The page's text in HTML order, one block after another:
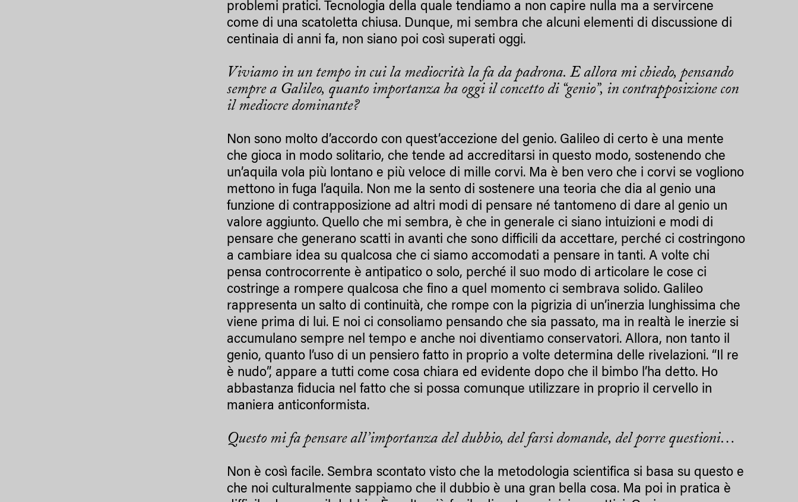
problemi pratici. Tecnologia della quale tendiamo a non capire nulla ma a servircene
come di una scatoletta chiusa. Dunque, mi sembra che alcuni elementi di discussione di
centinaia di anni fa, non siano poi così superati oggi.
Viviamo in un tempo in cui la mediocrità la fa da padrona. E allora mi chiedo, pensando
sempre a Galileo, quanto importanza ha oggi il concetto di “genio”, in contrapposizione con
il mediocre dominante?
Non sono molto d’accordo con quest’accezione del genio. Galileo di certo è una mente
che gioca in modo solitario, che tende ad accreditarsi in questo modo, sostenendo che
un’aquila vola più lontano e più veloce di mille corvi. Ma è ben vero che i corvi se vogliono
mettono in fuga l’aquila. Non me la sento di sostenere una teoria che dia al genio una
funzione di contrapposizione ad altri modi di pensare né tantomeno di dare al genio un
valore aggiunto. Quello che mi sembra, è che in generale ci siano intuizioni e modi di
pensare che generano scatti in avanti che sono difficili da accettare, perché ci costringono
a cambiare idea su qualcosa che ci siamo accomodati a pensare in tanti. A volte chi
pensa controcorrente è antipatico o solo, perché il suo modo di articolare le cose ci
costringe a rompere qualcosa che fino a quel momento ci sembrava solido. Galileo
rappresenta un salto di continuità, che rompe con la pigrizia di un’inerzia lunghissima che
viene prima di lui. E noi ci consoliamo pensando che sia passato, ma in realtà le inerzie si
accumulano sempre nel tempo e anche noi diventiamo conservatori. Allora, non tanto il
genio, quanto l’uso di un pensiero fatto in proprio a volte determina delle rivelazioni. “Il re
è nudo”, appare a tutti come cosa chiara ed evidente dopo che il bimbo l’ha detto. Ho
abbastanza fiducia nel fatto che si possa comunque utilizzare in proprio il cervello in
maniera anticonformista.
Questo mi fa pensare all’importanza del dubbio, del farsi domande, del porre questioni…
Non è così facile. Sembra scontato visto che la metodologia scientifica si basa su questo e
che noi culturalmente sappiamo che il dubbio è una gran bella cosa. Ma poi in pratica è